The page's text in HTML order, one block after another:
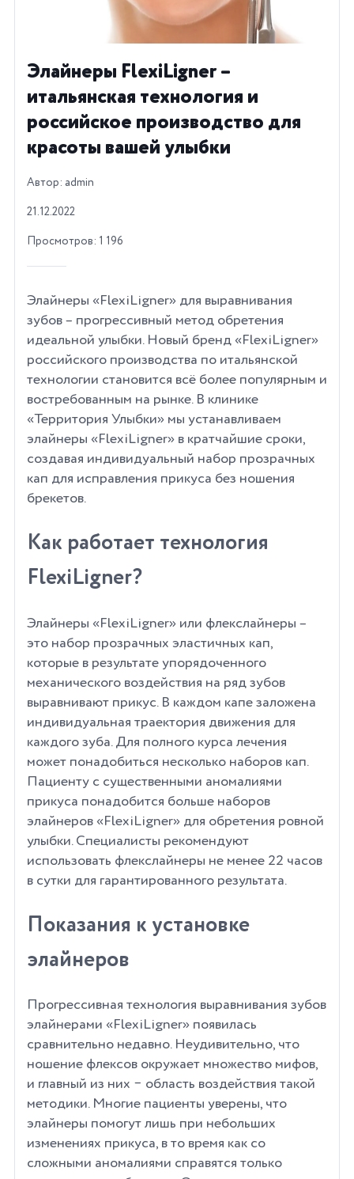
Элайнеры FlexiLigner –
итальянская технология и
российское производство для
красоты вашей улыбки
Автор: admin
21.12.2022
Просмотров: 1 196
Элайнеры «FlexiLigner» для выравнивания
зубов – прогрессивный метод обретения
идеальной улыбки. Новый бренд «FlexiLigner»
российского производства по итальянской
технологии становится всё более популярным и
востребованным на рынке. В клинике
«Территория Улыбки» мы устанавливаем
элайнеры «FlexiLigner» в кратчайшие сроки,
создавая индивидуальный набор прозрачных
кап для исправления прикуса без ношения
брекетов.
Как работает технология
FlexiLigner?
Элайнеры «FlexiLigner» или флекслайнеры –
это набор прозрачных эластичных кап,
которые в результате упорядоченного
механического воздействия на ряд зубов
выравнивают прикус. В каждом капе заложена
индивидуальная траектория движения для
каждого зуба. Для полного курса лечения
может понадобиться несколько наборов кап.
Пациенту с существенными аномалиями
прикуса понадобится больше наборов
элайнеров «FlexiLigner» для обретения ровной
улыбки. Специалисты рекомендуют
использовать флекслайнеры не менее 22 часов
в сутки для гарантированного результата.
Показания к установке
элайнеров
Прогрессивная технология выравнивания зубов
элайнерами «FlexiLigner» появилась
сравнительно недавно. Неудивительно, что
ношение флексов окружает множество мифов,
и главный из них ‒ область воздействия такой
методики. Многие пациенты уверены, что
элайнеры помогут лишь при небольших
изменениях прикуса, в то время как со
сложными аномалиями справятся только